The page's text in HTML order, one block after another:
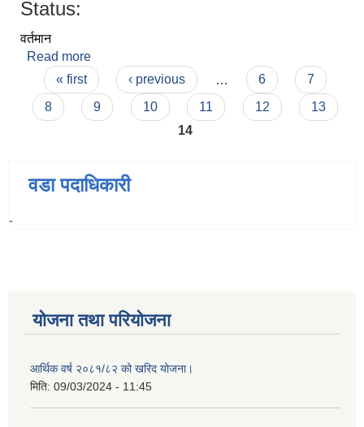
Status:
वर्तमान
Read more
Pages
« first ‹ previous 6
7
8
9 10 11 12
13
14
वडा पदाधिकारी
-
योजना तथा परियोजना
आर्थिक वर्ष २०८१/८२ को खरिद योजना।
मिति: 09/03/2024 - 11:45